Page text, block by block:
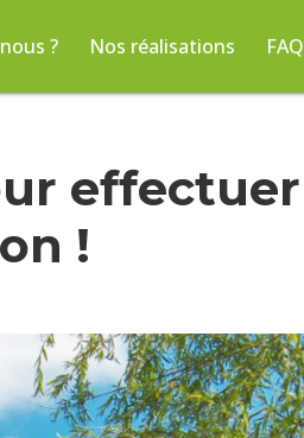
? Nos réalisations FAQ
effectuer
!